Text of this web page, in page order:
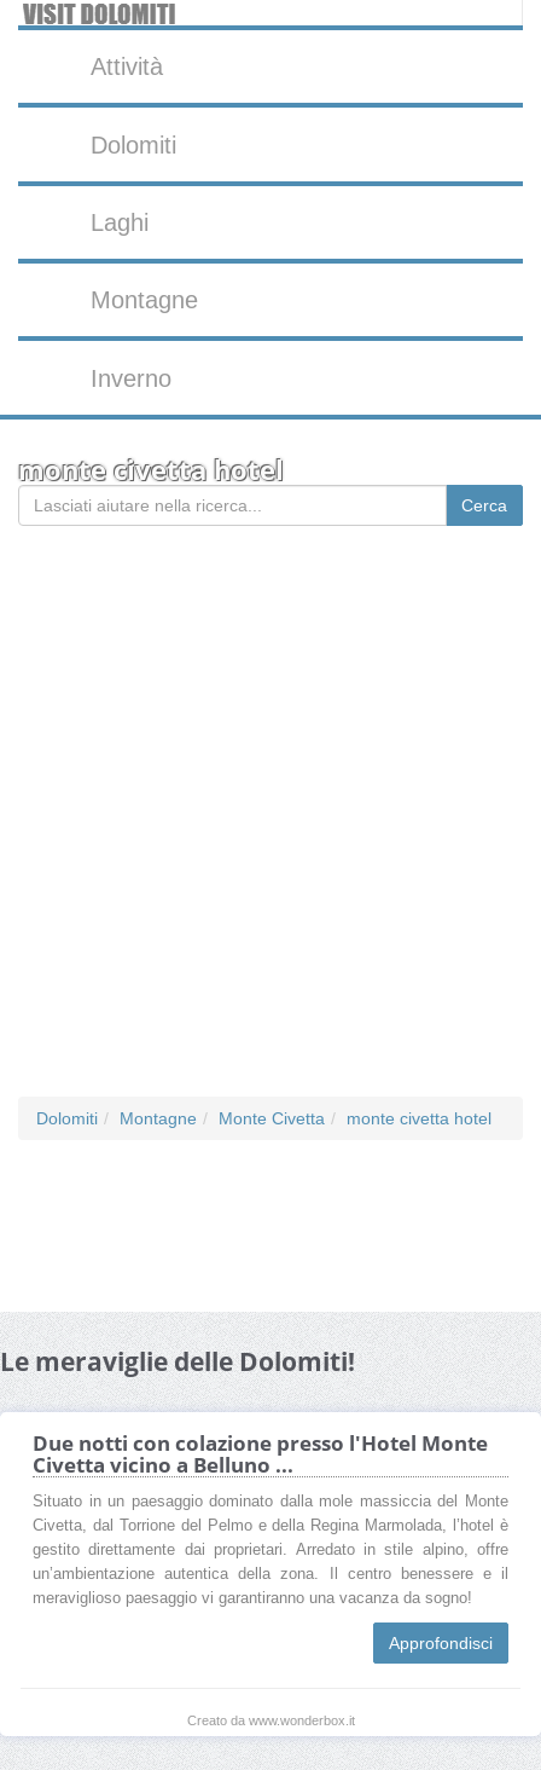
Attività
Dolomiti
Laghi
Montagne
Inverno
monte civetta hotel
Dolomiti Montagne Monte Civetta monte civetta hotel
Le meraviglie delle Dolomiti!
Due notti con colazione presso l'Hotel Monte
Civetta vicino a Belluno ...
Situato in un paesaggio dominato dalla mole massiccia del Monte
Civetta, dal Torrione del Pelmo e della Regina Marmolada, l’hotel è
gestito direttamente dai proprietari. Arredato in stile alpino, offre
un’ambientazione autentica della zona. Il centro benessere e il
meraviglioso paesaggio vi garantiranno una vacanza da sogno!
Approfondisci
Creato da www.wonderbox.it